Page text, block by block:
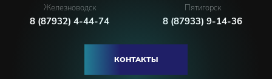
Железноводск
8 (87932) 4-44-74
Пятигорск
8 (87933) 9-14-36
КОНТАКТЫ